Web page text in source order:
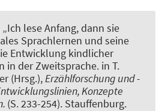
„Ich lese Anfang, dann sie
Sprachlernen und seine
Entwicklung kindlicher
in der Zweitsprache. in T.
(Hrsg.), Erzählforschung und -
Konzepte
(S. 233-254). Stauffenburg.